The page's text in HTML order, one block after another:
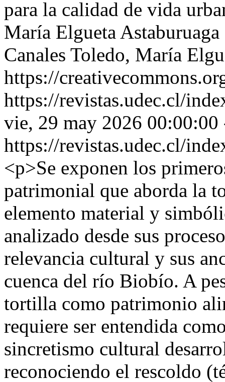
para la calidad de vida
María Elgueta Astaburuaga
Canales Toledo, María
https://
https://revistas.udec.cl/
vie, 29 may 2026 00:00:00
https://revistas.udec.cl/
<p>Se exponen los
patrimonial que aborda la
elemento material y
analizado desde sus
relevancia cultural y sus
cuenca del río Biobío. A
tortilla como patrimonio
requiere ser entendida
sincretismo cultural
reconociendo el rescoldo